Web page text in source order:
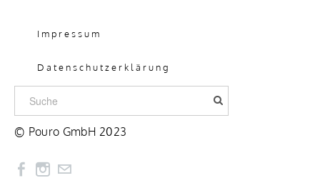
Impressum
Datenschutzerklärung
© Pouro GmbH 2023